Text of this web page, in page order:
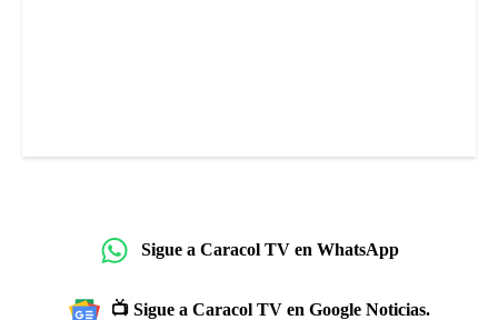
Sigue a Caracol TV en WhatsApp
📺 Sigue a Caracol TV en Google Noticias.